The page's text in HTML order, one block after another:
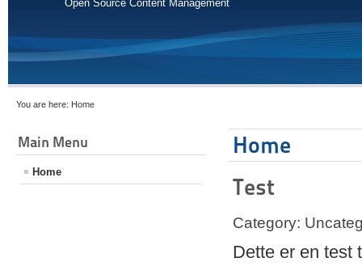
Open Source Content Management
You are here: Home
Main Menu
Home
Home
Test
Category:
Dette er en test